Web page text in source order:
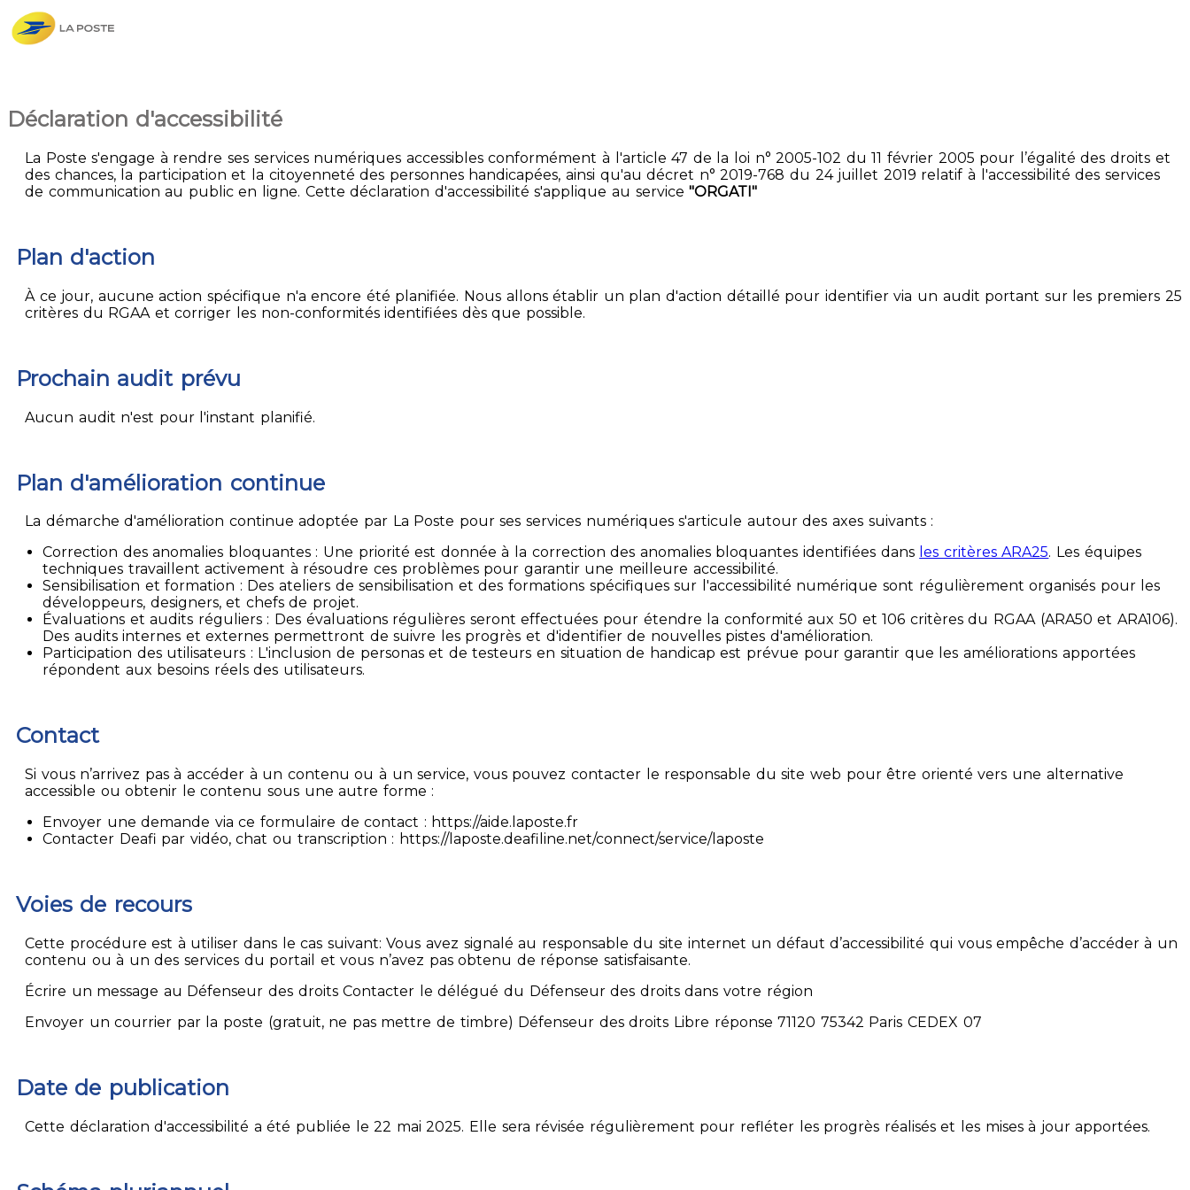
Déclaration d'accessibilité
La Poste s'engage à rendre ses services numériques accessibles conformément à l'article 47 de la loi n° 2005-102 du 11 février 2005 pour l’égalité des droits et
des chances, la participation et la citoyenneté des personnes handicapées, ainsi qu'au décret n° 2019-768 du 24 juillet 2019 relatif à l'accessibilité des services
de communication au public en ligne. Cette déclaration d'accessibilité s'applique au service"ORGATI"
Plan d'action
À ce jour, aucune action spécifique n'a encore été planifiée. Nous allons établir un plan d'action détaillé pour identifier via un audit portant sur les premiers 25
critères du RGAA et corriger les non-conformités identifiées dès que possible.
Prochain audit prévu
Aucun audit n'est pour l'instant planifié.
Plan d'amélioration continue
La démarche d'amélioration continue adoptée par La Poste pour ses services numériques s'articule autour des axes suivants :
Correction des anomalies bloquantes : Une priorité est donnée à la correction des anomalies bloquantes identifiées dans les critères ARA25. Les équipes
techniques travaillent activement à résoudre ces problèmes pour garantir une meilleure accessibilité.
Sensibilisation et formation : Des ateliers de sensibilisation et des formations spécifiques sur l'accessibilité numérique sont régulièrement organisés pour les
développeurs, designers, et chefs de projet.
Évaluations et audits réguliers : Des évaluations régulières seront effectuées pour étendre la conformité aux 50 et 106 critères du RGAA (ARA50 et ARA106).
Des audits internes et externes permettront de suivre les progrès et d'identifier de nouvelles pistes d'amélioration.
Participation des utilisateurs : L'inclusion de personas et de testeurs en situation de handicap est prévue pour garantir que les améliorations apportées
répondent aux besoins réels des utilisateurs.
Contact
Si vous n’arrivez pas à accéder à un contenu ou à un service, vous pouvez contacter le responsable du site web pour être orienté vers une alternative
accessible ou obtenir le contenu sous une autre forme :
Envoyer une demande via ce formulaire de contact : https://aide.laposte.fr
Contacter Deafi par vidéo, chat ou transcription : https://laposte.deafiline.net/connect/service/laposte
Voies de recours
Cette procédure est à utiliser dans le cas suivant: Vous avez signalé au responsable du site internet un défaut d’accessibilité qui vous empêche d’accéder à un
contenu ou à un des services du portail et vous n’avez pas obtenu de réponse satisfaisante.
Écrire un message au Défenseur des droits Contacter le délégué du Défenseur des droits dans votre région
Envoyer un courrier par la poste (gratuit, ne pas mettre de timbre) Défenseur des droits Libre réponse 71120 75342 Paris CEDEX 07
Date de publication
Cette déclaration d'accessibilité a été publiée le 22 mai 2025. Elle sera révisée régulièrement pour refléter les progrès réalisés et les mises à jour apportées.